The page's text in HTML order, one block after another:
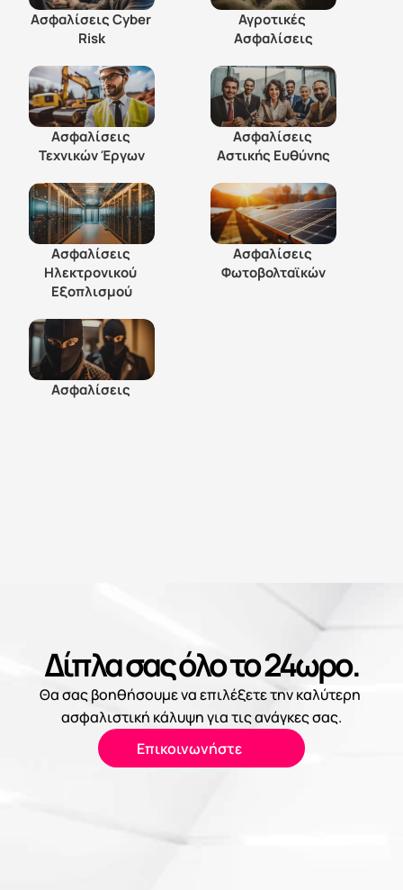
Ασφαλίσεις Cyber
Risk
Αγροτικές
Ασφαλίσεις
Ασφαλίσεις
Τεχνικών Έργων
Ασφαλίσεις
Αστικής Ευθύνης
Ασφαλίσεις
Ηλεκτρονικού
Εξοπλισμού
Ασφαλίσεις
Φωτοβολταϊκών
Ασφαλίσεις
Δίπλα σας όλο το 24ωρο.
Θα σας βοηθήσουμε να επιλέξετε την καλύτερη
ασφαλιστική κάλυψη για τις ανάγκες σας.
Επικοινωνήστε